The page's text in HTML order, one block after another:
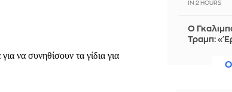
IN 2 HOURS
Ο
Τραμπ: